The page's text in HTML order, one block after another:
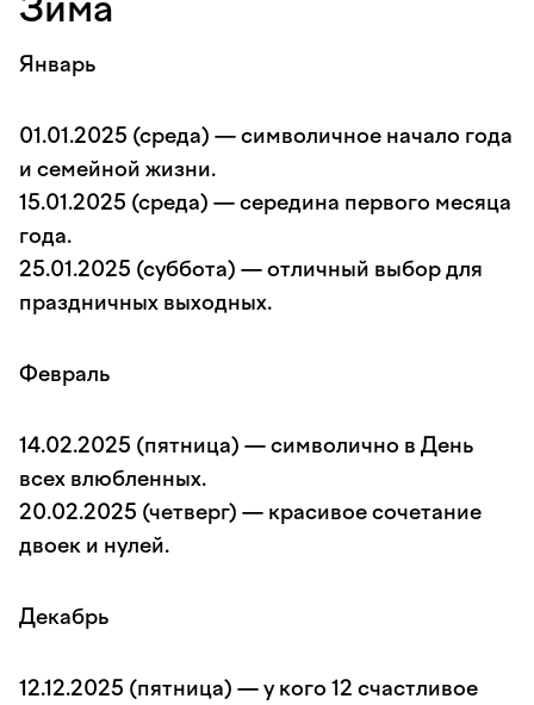
Январь
01.01.2025 (среда) — символичное начало года
и семейной жизни.
15.01.2025 (среда) — середина первого месяца
года.
25.01.2025 (суббота) — отличный выбор для
праздничных выходных.
Февраль
14.02.2025 (пятница) — символично в День
всех влюбленных.
20.02.2025 (четверг) — красивое сочетание
двоек и нулей.
Декабрь
12.12.2025 (пятница) — у кого 12 счастливое